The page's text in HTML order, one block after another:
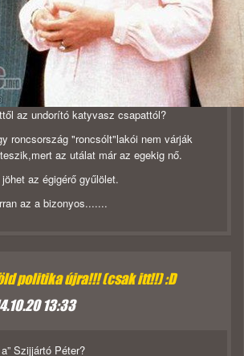
az undorító katyvasz csapattól?
roncsország "roncsólt"lakói nem várják
az utálat már az egekig nő.
az égigérő gyűlölet.
az a bizonyos.......
politika újra!!! (csak itt!!) :D
13:33
Szijjártó Péter?